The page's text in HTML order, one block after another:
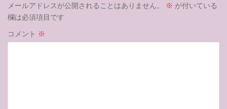
メールアドレスが公開されることはありません。
※ が付いている
欄は必須項目です
コメント ※